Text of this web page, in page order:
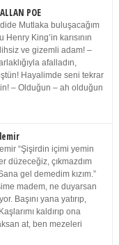
POE
Mutlaka buluşacağım
King’in karısının
ve gizemli adam! –
afalladın,
Hayalimde seni tekrar
– Olduğun – ah olduğun
“Şişirdin içimi yemin
düzeceğiz, çıkmazdım
gel demedim kızım.”
madem, ne duyarsan
Başını yana yatırıp,
kaldırıp ona
at, ben mezeleri